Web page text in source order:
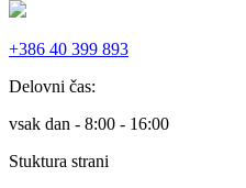
+386 40 399 893
Delovni čas:
vsak dan - 8:00 - 16:00
Stuktura strani